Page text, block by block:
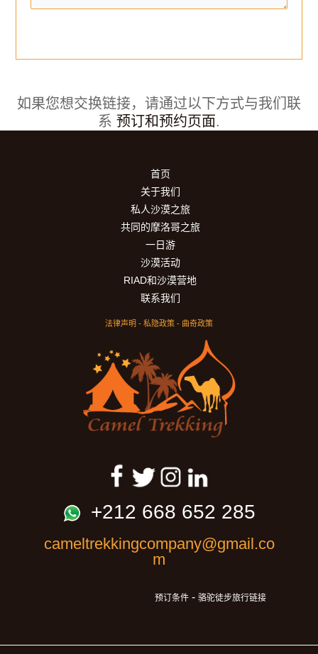
如果您想交换链接，请通过以下方式与我们联
系 预订和预约页面.
首页
关于我们
私人沙漠之旅
共同的摩洛哥之旅
一日游
沙漠活动
RIAD和沙漠营地
联系我们
法律声明 - 私隐政策 - 曲奇政策
+212 668 652 285
cameltrekkingcompany@gmail.co
m
预订条件 -骆驼徒步旅行链接